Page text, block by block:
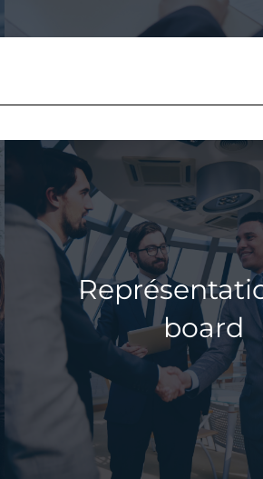
Cession
L’enjeu pour bien vendre son
d’identifier la contrepartie
l’entreprise aura une valeur
permettra de réaliser
d’extraordinaire que
valoriser.
En savoir plus
board